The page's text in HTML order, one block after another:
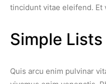
tincidunt vitae eleifend.
Simple Lists
Quis arcu enim pulvinar